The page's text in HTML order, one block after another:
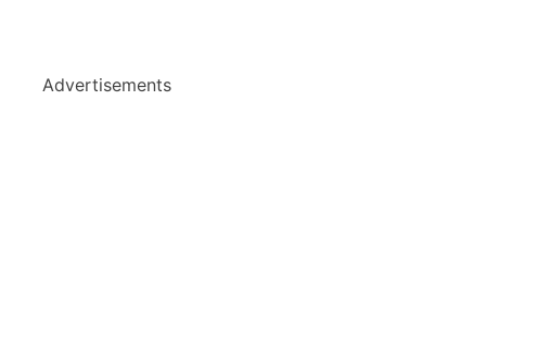
Advertisements